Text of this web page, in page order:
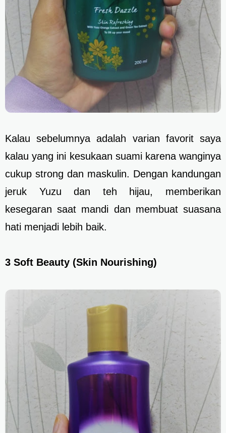
Kalau sebelumnya adalah varian favorit saya
kalau yang ini kesukaan suami karena wanginya
cukup strong dan maskulin. Dengan kandungan
jeruk Yuzu dan teh hijau, memberikan
kesegaran saat mandi dan membuat suasana
hati menjadi lebih baik.
3 Soft Beauty (Skin Nourishing)